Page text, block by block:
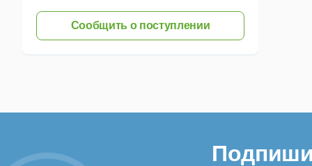
Сообщить о поступлении